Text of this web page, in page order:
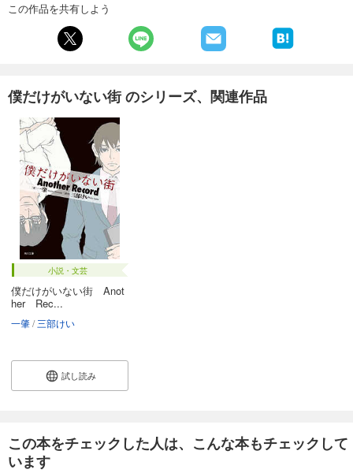
この作品を共有しよう
僕だけがいない街 のシリーズ、関連作品
小説・文芸
僕だけがいない街 Anot
her Rec...
一肇 三部けい
試し読み
この本をチェックした人は、こんな本もチェックして
います